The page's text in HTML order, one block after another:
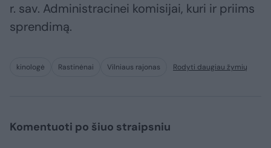
r. sav. Administracinei komisijai, kuri ir priims
sprendimą.
kinologė Rastinėnai Vilniaus rajonas Rodyti daugiau žymių
Komentuoti po šiuo straipsniu